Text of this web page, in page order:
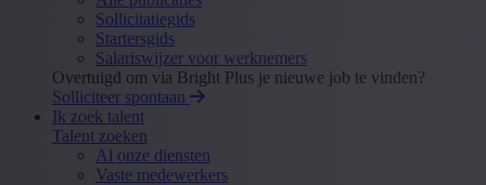
Sollicitatiegids
Startersgids
Salariswijzer voor werknemers
Overtuigd om via Bright Plus je nieuwe job te vinden?
Solliciteer spontaan
Ik zoek talent
Talent zoeken
Al onze diensten
Vaste medewerkers